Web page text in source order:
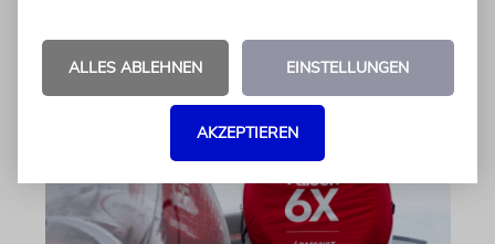
ALLES ABLEHNEN EINSTELLUNGEN
AKZEPTIEREN